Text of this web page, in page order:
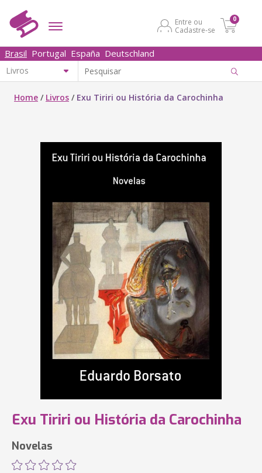
Entre ou
Cadastre-se
0
Brasil Portugal España Deutschland
Home / Livros / Exu Tiriri ou História da Carochinha
Exu Tiriri ou História da Carochinha
Novelas